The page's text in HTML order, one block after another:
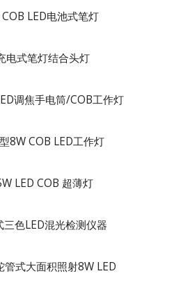
LED电池式笔灯
电式笔灯结合头灯
调焦手电筒/COB工作灯
8W COB LED工作灯
LED COB 超薄灯
色LED混光检测仪器
式大面积照射8W LED